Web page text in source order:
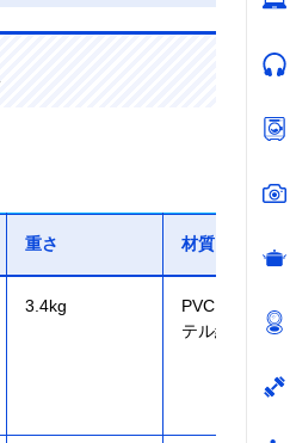
重さ 材質
3.4kg
PVC、ポリエス
テル繊維